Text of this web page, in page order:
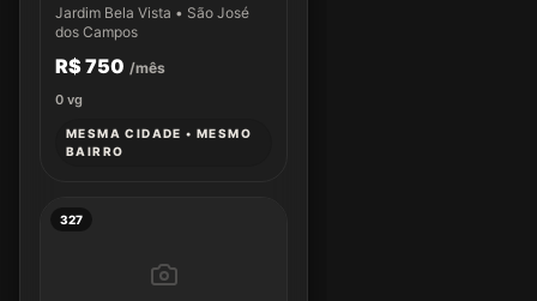
Jardim Bela Vista • São José
dos Campos
R$ 750 /mês
0 vg
MESMA CIDADE • MESMO
BAIRRO
327